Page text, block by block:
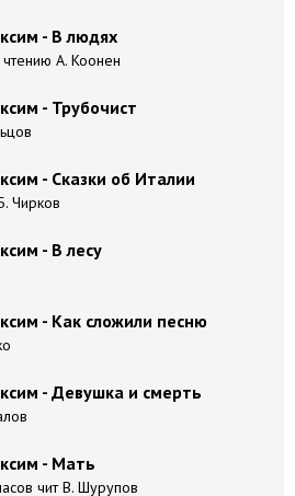
- В людях
чтению А. Коонен
- Трубочист
- Сказки об Италии
Чирков
- В лесу
- Как сложили песню
- Девушка и смерть
- Мать
чит В. Шурупов